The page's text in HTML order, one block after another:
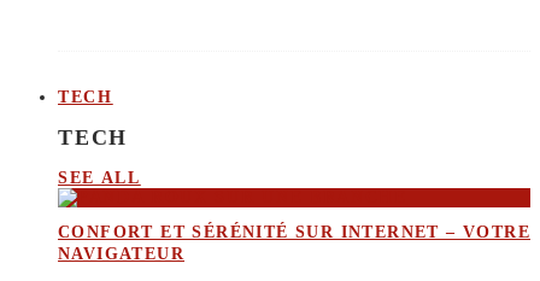
TECH
TECH
SEE ALL
CONFORT ET SÉRÉNITÉ SUR INTERNET – VOTRE
NAVIGATEUR